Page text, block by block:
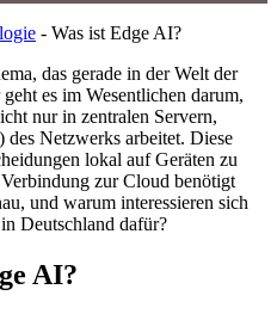
- Was ist Edge AI?
das gerade in der Welt der
es im Wesentlichen darum,
nur in zentralen Servern,
des Netzwerks arbeitet. Diese
lokal auf Geräten zu
zur Cloud benötigt
und warum interessieren sich
Deutschland dafür?
AI?